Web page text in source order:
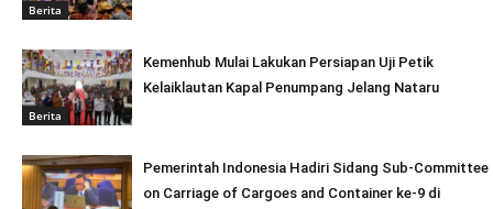
Berita
Berita
Kemenhub Mulai Lakukan Persiapan Uji Petik
Kelaiklautan Kapal Penumpang Jelang Nataru
Pemerintah Indonesia Hadiri Sidang Sub-Committee
on Carriage of Cargoes and Container ke-9 di